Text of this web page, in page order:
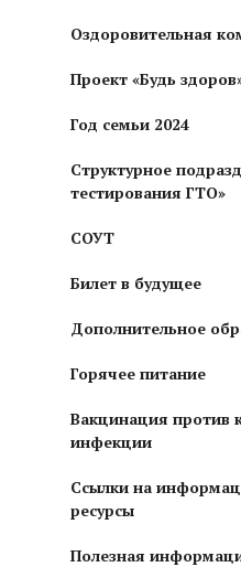
Оздоровительная
Проект «Будь
Год семьи 2024
Структурное
тестирования ГТО»
СОУТ
Билет в будущее
Дополнительное
Горячее питание
Вакцинация против
инфекции
Ссылки на
ресурсы
Полезная